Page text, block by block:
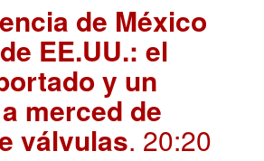
de México
EE.UU.: el
y un
merced de
válvulas. 20:20